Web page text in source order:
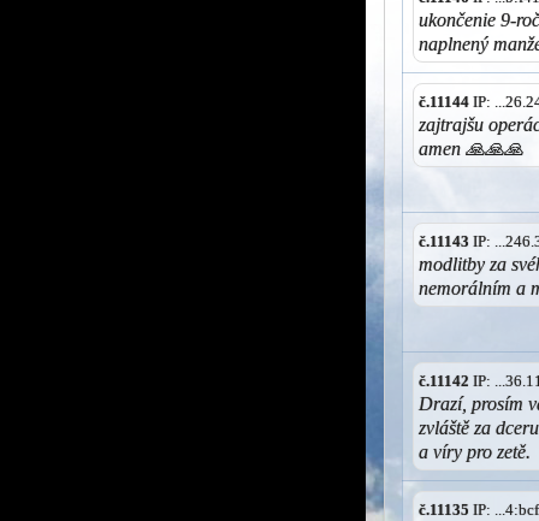
ukončenie 9-
naplnený
č.11144 IP:
zajtrajšu
amen 🙏🙏🙏
č.11143 IP:
modlitby za
nemorálním a
č.11142 IP:
Drazí, prosím
zvláště za
a víry pro zetě.
č.11135 IP: